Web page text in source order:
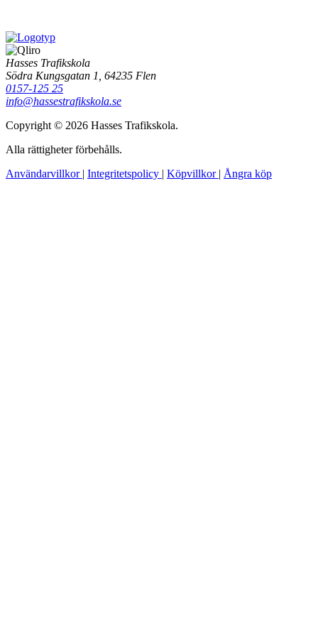
Hasses Trafikskola
Södra Kungsgatan 1, 64235 Flen
0157-125 25
info@hassestrafikskola.se
Copyright © 2026 Hasses Trafikskola.
Alla rättigheter förbehålls.
Användarvillkor | Integritetspolicy | Köpvillkor | Ångra köp